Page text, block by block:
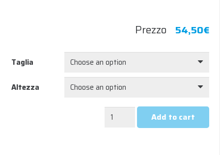
Prezzo 54,50€
Taglia
Altezza
UNDERWEAR Add to cart